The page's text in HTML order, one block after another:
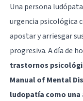
Una persona
urgencia psicológica
apostar y arriesgar
progresiva. A día de
trastornos
Manual of Mental
ludopatía como una